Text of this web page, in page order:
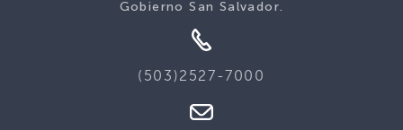
Gobierno San Salvador.
(503)2527-7000